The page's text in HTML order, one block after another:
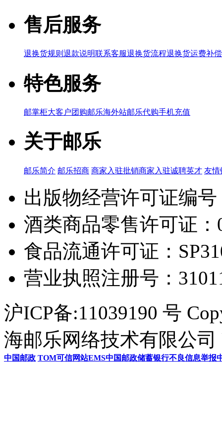
售后服务
退换货规则 退款说明联系客服退换货流程退换货运费补
特色服务
邮掌柜大客户团购邮乐海外站邮乐代购手机充值
关于邮乐
邮乐简介 邮乐招商 商家入驻批销商家入驻诚聘英才 友情
出版物经营许可证编
酒类商品零售许可证：
食品流通许可证：
营业执照注册号：
沪ICP备:11039190 号
海邮乐网络技术有限公司
中国邮政 TOM可信网站EMS中国邮政储蓄银行不良信息举报